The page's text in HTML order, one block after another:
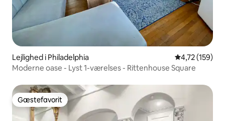
Lejlighed i Philadelphia 4,72 ud af 5 i
4,72 (159)
Moderne oase - Lyst 1-værelses - Rittenhouse Square
Gæstefavorit
Gæstefavorit